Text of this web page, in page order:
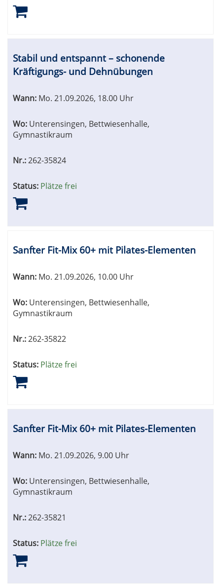
Stabil und entspannt – schonende
Kräftigungs- und Dehnübungen
Wann: Mo. 21.09.2026, 18.00 Uhr
Wo: Unterensingen, Bettwiesenhalle,
Gymnastikraum
Nr.:262-35824
Status: Plätze frei
Sanfter Fit-Mix 60+ mit Pilates-Elementen
Wann: Mo. 21.09.2026, 10.00 Uhr
Wo: Unterensingen, Bettwiesenhalle,
Gymnastikraum
Nr.:262-35822
Status: Plätze frei
Sanfter Fit-Mix 60+ mit Pilates-Elementen
Wann: Mo. 21.09.2026, 9.00 Uhr
Wo: Unterensingen, Bettwiesenhalle,
Gymnastikraum
Nr.:262-35821
Status: Plätze frei